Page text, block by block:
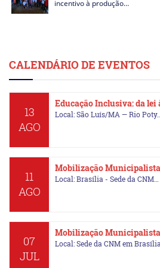
incentivo à produção…
CALENDÁRIO DE EVENTOS
13
AGO
Educação Inclusiva: da lei
Local: São Luís/MA — Rio Poty…
11
AGO
Mobilização Municipalista
Local: Brasília - Sede da CNM…
07
JUL
Mobilização
Local: Sede da CNM em